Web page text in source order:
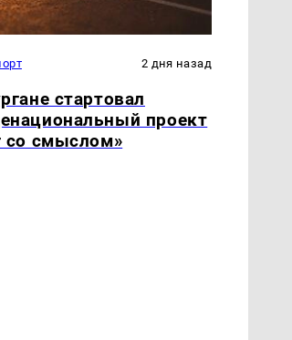
2 дня назад
стартовал
проект
со смыслом»